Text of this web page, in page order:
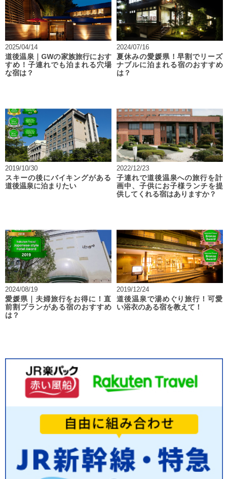
2025/04/14
道後温泉｜GWの家族旅行におす
すめ！子連れでも泊まれる穴場
な宿は？
2024/07/16
夏休みの愛媛県！早割でリーズ
ナブルに泊まれる宿のおすすめ
は？
2019/10/30
スキーの後にバイキングがある
道後温泉に泊まりたい
2022/12/23
子連れで道後温泉への旅行を計
画中、子供にお子様ランチを提
供してくれる宿はありますか？
2024/08/19
愛媛県｜夫婦旅行をお得に！直
前割プランがある宿のおすすめ
は？
2019/12/24
道後温泉で湯めぐり旅行！可愛
い浴衣のある宿を教えて！